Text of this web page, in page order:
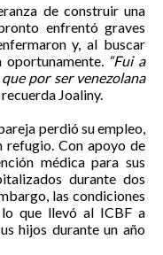
de construir una
enfrentó graves
y, al buscar
oportunamente. “Fui a
por ser venezolana
recuerda Joaliny.
perdió su empleo,
refugio. Con apoyo de
médica para sus
durante dos
las condiciones
lo que llevó al ICBF a
hijos durante un año